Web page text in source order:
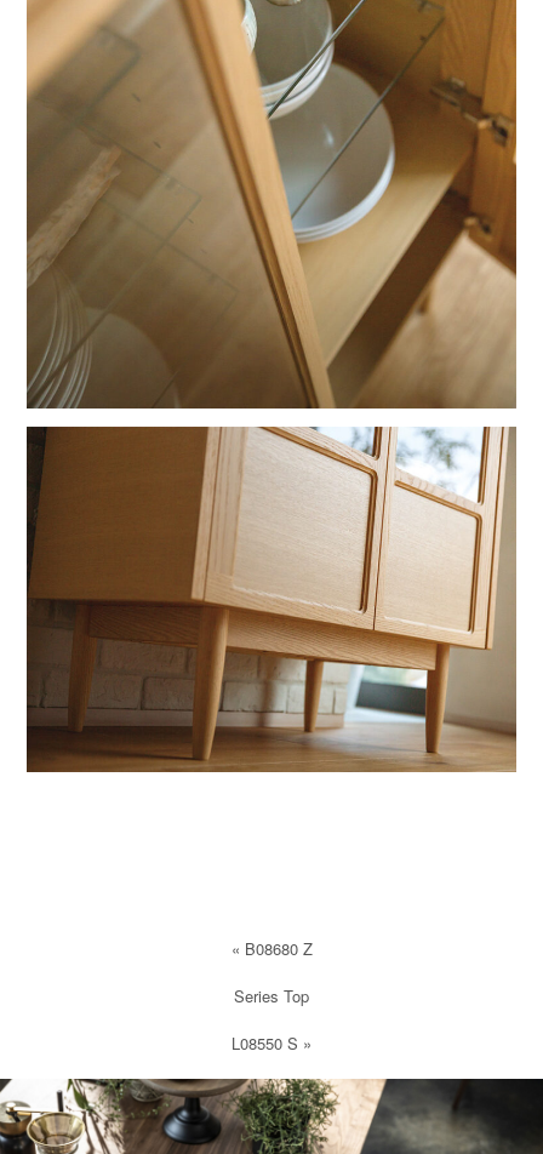
« B08680 Z
Series Top
L08550 S »